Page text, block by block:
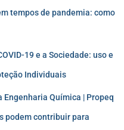
tempos de pandemia: como
19 e a Sociedade: uso e
Individuais
Engenharia Química | Propeq
podem contribuir para